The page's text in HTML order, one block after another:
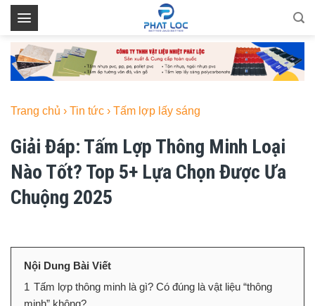
Skip
Trang chủ › Tin tức › Tấm lợp lấy sáng
Giải Đáp: Tấm Lợp Thông Minh Loại
Nào Tốt? Top 5+ Lựa Chọn Được Ưa
Chuộng 2025
Nội Dung Bài Viết
1 Tấm lợp thông minh là gì? Có đúng là vật liệu “thông